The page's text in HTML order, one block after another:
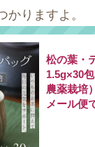
かりますよ。
松の葉・
1.5g×30
農薬栽培
メール便